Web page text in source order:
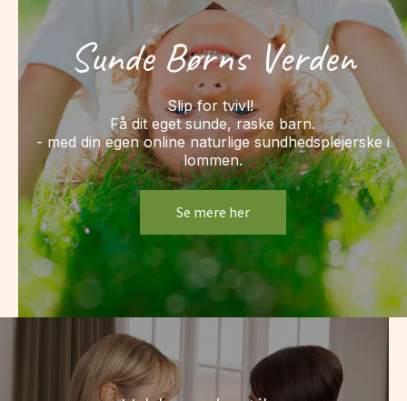
Sunde Børns Verden
Slip for tvivl!
Få dit eget sunde, raske barn.
- med din egen online naturlige sundhedsplejerske i
lommen.
Se mere her